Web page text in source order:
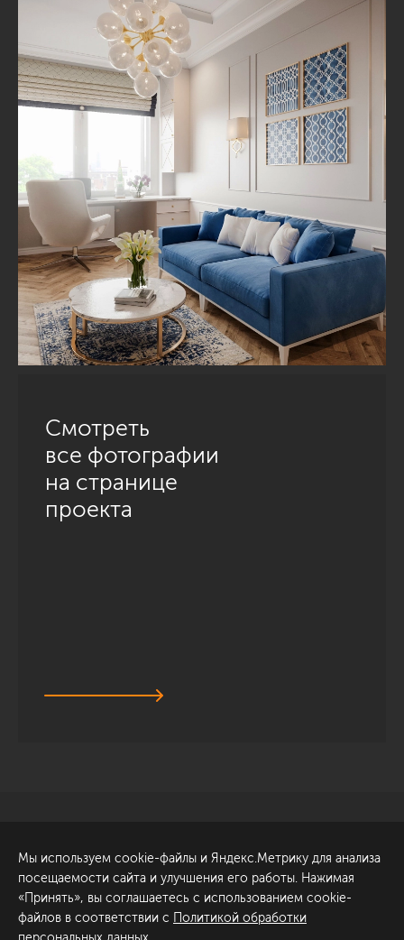
Смотреть
все фотографии
на странице
проекта
Обсудить проект
ул. Академика Павлова, 6
к1
+7 (812) 200-95-55
Мы используем cookie-файлы и Яндекс.Метрику для анализа
посещаемости сайта и улучшения его работы. Нажимая
«Принять», вы соглашаетесь с использованием cookie-
файлов в соответствии с Политикой обработки